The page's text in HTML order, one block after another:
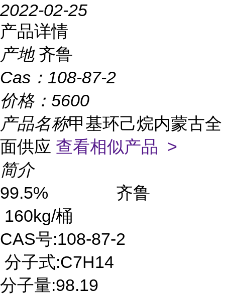
2022-02-25
产品详情
产地 齐鲁
Cas： 108-87-2
价格： 5600
产品名称甲基环己烷内蒙古全
面供应 查看相似产品 >
简介
99.5% 齐鲁
160kg/桶
CAS号:108-87-2
分子式:C7H14
分子量:98.19